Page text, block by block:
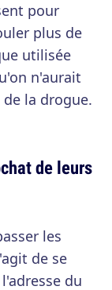
pour
plus de
utilisée
n'aurait
la drogue.
de leurs
les
de se
du